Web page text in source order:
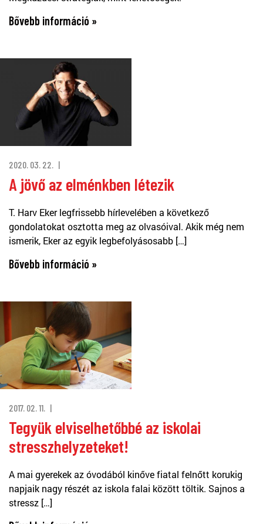
Bővebb információ »
2020. 03. 22.
A jövő az elménkben létezik
T. Harv Eker legfrissebb hírlevelében a következő
gondolatokat osztotta meg az olvasóival. Akik még nem
ismerik, Eker az egyik legbefolyásosabb […]
Bővebb információ »
2017. 02. 11.
Tegyük elviselhetőbbé az iskolai
stresszhelyzeteket!
A mai gyerekek az óvodából kinőve fiatal felnőtt korukig
napjaik nagy részét az iskola falai között töltik. Sajnos a
stressz […]